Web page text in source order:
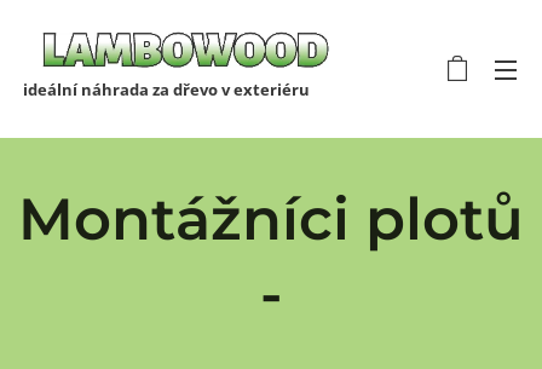
ideální náhrada za dřevo v exteriéru
Montážníci plotů
-